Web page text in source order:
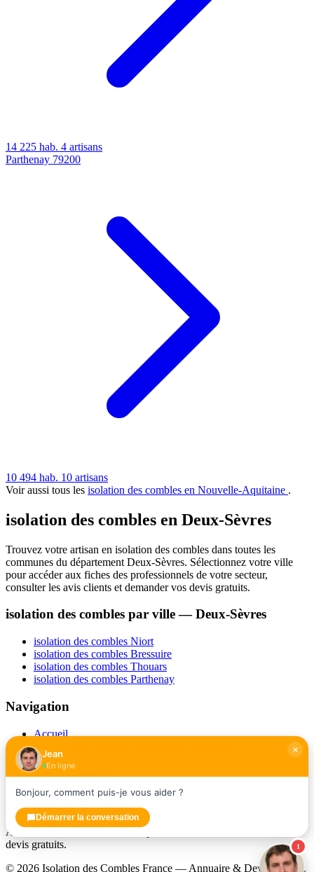
14 225 hab. 4 artisans
Parthenay 79200
10 494 hab. 10 artisans
Voir aussi tous les isolation des combles en Nouvelle-Aquitaine .
isolation des combles en Deux-Sèvres
Trouvez votre artisan en isolation des combles dans toutes les
communes du département Deux-Sèvres. Sélectionnez votre ville
pour accéder aux fiches des professionnels de votre secteur,
consulter les avis clients et demander vos devis gratuits.
isolation des combles par ville — Deux-Sèvres
isolation des combles Niort
isolation des combles Bressuire
isolation des combles Thouars
isolation des combles Parthenay
Navigation
Accueil
isolation des combles en Nouvelle-Aquitaine
Contact
Mentions légales
Isolation des Combles France — Annuaire & Devis Gratuit
Annuaire isolation des combles partout en France. Avis vérifiés,
devis gratuits.
© 2026 Isolation des Combles France — Annuaire & Devis Gratuit.
1
Jean
En ligne
Bonjour, comment puis-je vous aider ?
Démarrer la conversation